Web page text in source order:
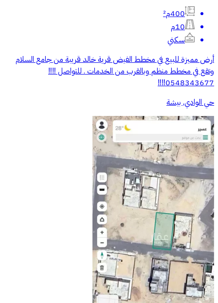
400م²
10م
سكني
أرض مميزة للبيع في مخطط الفيض قرية خالد قريبة من جامع السلام
وتقع في مخطط منظم وبالقرب من الخدمات . للتواصل ‼️‼️
0548343677‼️‼️
حي الوادي, بيشة